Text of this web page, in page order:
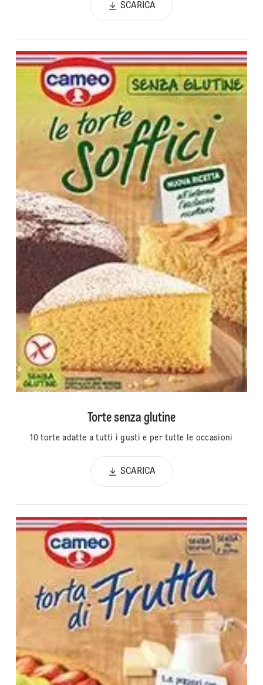
SCARICA
Torte senza glutine
10 torte adatte a tutti i gusti e per tutte le occasioni
SCARICA